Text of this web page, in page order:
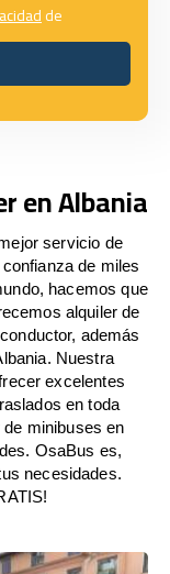
de
en Albania
servicio de
de miles
hacemos que
alquiler de
además
Nuestra
excelentes
en toda
minibuses en
OsaBus es,
necesidades.